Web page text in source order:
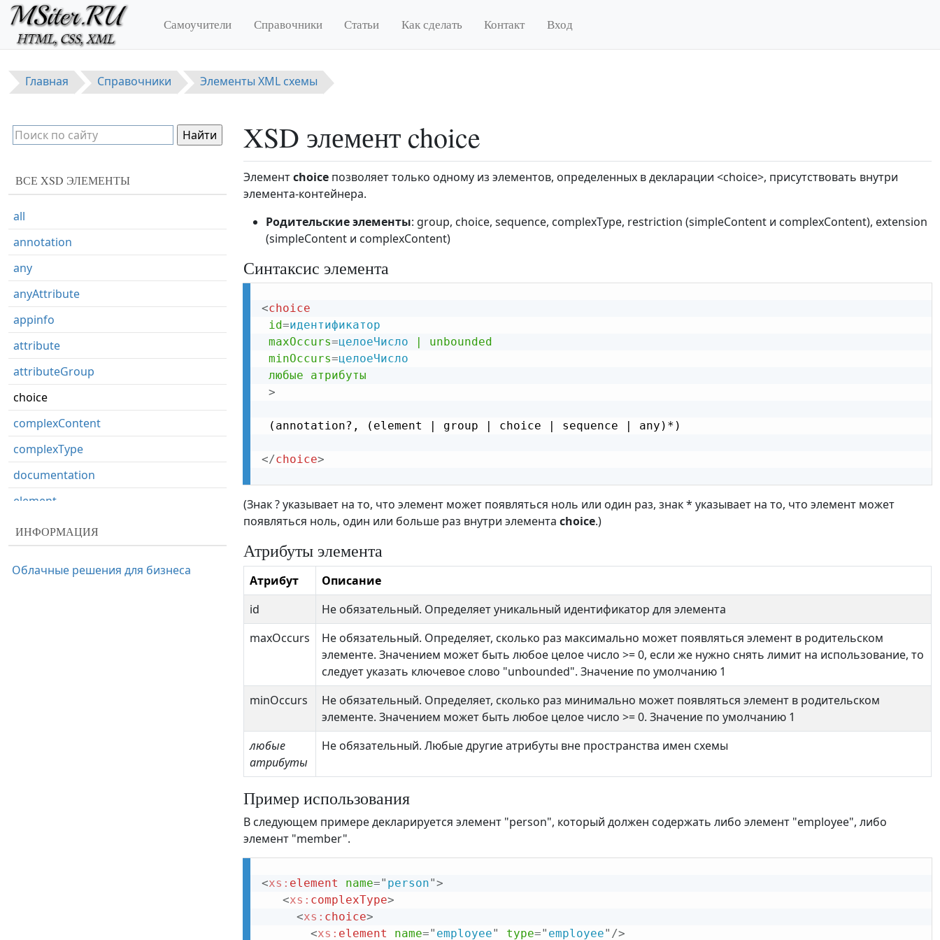
Перейти к основному содержанию
Самоучители Справочники Статьи Как сделать Контакт Вход
Главная Справочники Элементы XML схемы
XSD элемент choice
Элементchoice позволяет только одному из элементов, определенных в декларации <choice>, присутствовать внутри
элемента-контейнера.
Родительские элементы: group, choice, sequence, complexType, restriction (simpleContent и complexContent), extension
(simpleContent и complexContent)
Синтаксис элемента
<choice
id=идентификатор
maxOccurs=целоеЧисло
unbounded
minOccurs=целоеЧисло
любые
атрибуты
>
(annotation?, (element | group | choice | sequence | any)*)
</choice>
(Знак ? указывает на то, что элемент может появляться ноль или один раз, знак * указывает на то, что элемент может
появляться ноль, один или больше раз внутри элемента choice.)
Атрибуты элемента
Атрибут
Описание
id
Не обязательный. Определяет уникальный идентификатор для элемента
maxOccurs
Не обязательный. Определяет, сколько раз максимально может появляться элемент в родительском
элементе. Значением может быть любое целое число >= 0, если же нужно снять лимит на использование, то
следует указать ключевое слово "unbounded". Значение по умолчанию 1
minOccurs
Не обязательный. Определяет, сколько раз минимально может появляться элемент в родительском
элементе. Значением может быть любое целое число >= 0. Значение по умолчанию 1
любые
атрибуты
Не обязательный. Любые другие атрибуты вне пространства имен схемы
Пример использования
В следующем примере декларируется элемент "person", который должен содержать либо элемент "employee", либо
элемент "member".
<xs: element name=" person">
<xs: complexType>
<xs: choice>
<xs: element name=" employee" type=" employee" />
ВСЕ XSD ЭЛЕМЕНТЫ
all
annotation
any
anyAttribute
appinfo
attribute
attributeGroup
choice
complexContent
complexType
documentation
element
extension
group
ИНФОРМАЦИЯ
Облачные решения для бизнеса